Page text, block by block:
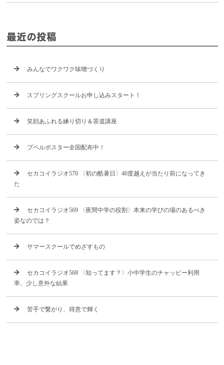
最近の投稿
みんなでワクワク味噌づくり
スプリングスクールお申し込みスタート！
笑顔あふれる練り切り＆茶道講座
プペルポスター全国配布中！
セカコイラジオ570 〈初の酷暑日〉40度越えが当たり前になってき
た
セカコイラジオ569 〈夜間中学の役割〉本来の学びの場のあるべき
姿なのでは？
サマースクールでめざすもの
セカコイラジオ568 〈知ってます？〉小中学生のチャッピー利用
率、少し意外な結果
苦手で繋がり、得意で輝く